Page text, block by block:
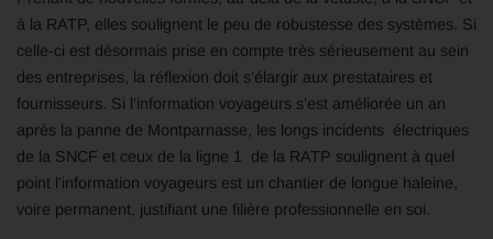
à la RATP, elles soulignent le peu de robustesse des systèmes. Si
celle-ci est désormais prise en compte très sérieusement au sein
des entreprises, la réflexion doit s’élargir aux prestataires et
fournisseurs. Si l’information voyageurs s’est améliorée un an
après la panne de Montparnasse, les longs incidents électriques
de la SNCF et ceux de la ligne 1 de la RATP soulignent à quel
point l’information voyageurs est un chantier de longue haleine,
voire permanent, justifiant une filière professionnelle en soi.